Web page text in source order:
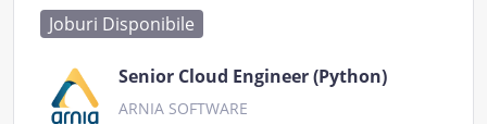
Joburi Disponibile
Senior Cloud Engineer (Python)
ARNIA SOFTWARE